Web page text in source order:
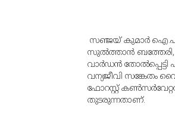
സഞ്ജയ് കുമാര്‍
സുല്‍ത്താന്‍
വാര്‍ഡന്‍ തോല്‍പ്പെട്ടി
വന്യജീവി
ഫോറസ്റ്റ്
തുടരുന്നതാണ്.